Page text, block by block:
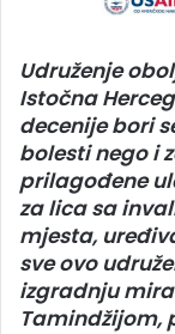
Udruženje
Istočna
decenije bori
bolesti nego i
prilagođene
za lica sa
mjesta,
sve ovo
izgradnju
Tamindžijom,